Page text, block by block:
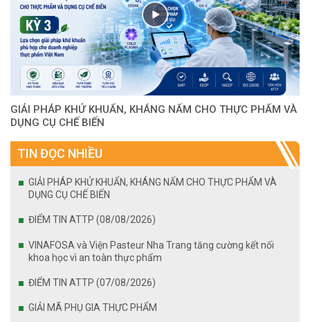
GIẢI PHÁP KHỬ KHUẨN, KHÁNG NẤM CHO THỰC PHẨM VÀ
DỤNG CỤ CHẾ BIẾN
TIN ĐỌC NHIỀU
GIẢI PHÁP KHỬ KHUẨN, KHÁNG NẤM CHO THỰC PHẨM VÀ
DỤNG CỤ CHẾ BIẾN
ĐIỂM TIN ATTP (08/08/2026)
VINAFOSA và Viện Pasteur Nha Trang tăng cường kết nối
khoa học vì an toàn thực phẩm
ĐIỂM TIN ATTP (07/08/2026)
GIẢI MÃ PHỤ GIA THỰC PHẨM